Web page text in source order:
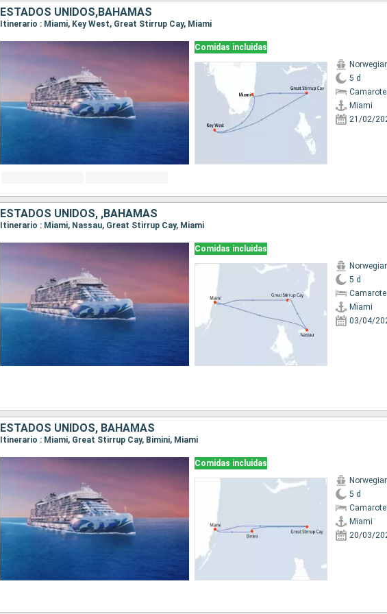
ESTADOS UNIDOS,BAHAMAS
Itinerario : Miami, Key West, Great Stirrup Cay, Miami
Comidas incluidas
5 d
Miami
21/02/
ESTADOS UNIDOS, ,BAHAMAS
Itinerario : Miami, Nassau, Great Stirrup Cay, Miami
Comidas incluidas
5 d
Miami
03/04/
ESTADOS UNIDOS, BAHAMAS
Itinerario : Miami, Great Stirrup Cay, Bimini, Miami
Comidas incluidas
5 d
Miami
20/03/